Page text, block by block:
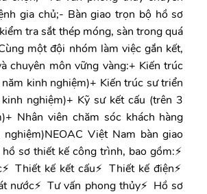
gia chủ;- Bàn giao trọn bộ hồ sơ
tra sắt thép móng, sàn trong quá
một đội nhóm làm việc gắn kết,
chuyên môn vững vàng:+ Kiến trúc
kinh nghiệm)+ Kiến trúc sư triển
nghiệm)+ Kỹ sư kết cấu (trên 3
Nhân viên chăm sóc khách hàng
Việt Nam bàn giao
sơ thiết kế công trình, bao gồm:⚡️
Thiết kế kết cấu⚡️ Thiết kế điện⚡️
nước⚡️ Tư vấn phong thủy⚡️ Hồ sơ